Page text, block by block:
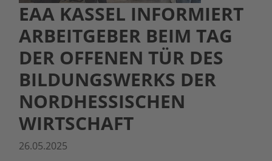
EAA KASSEL INFORMIERT
ARBEITGEBER BEIM TAG
DER OFFENEN TÜR DES
BILDUNGSWERKS DER
NORDHESSISCHEN
WIRTSCHAFT
26.05.2025